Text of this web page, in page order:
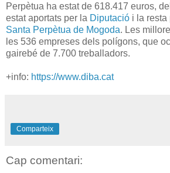
Perpètua ha estat de 618.417 euros,
estat aportats per la Diputació i la resta
Santa Perpètua de Mogoda. Les
les 536 empreses dels polígons, que
gairebé de 7.700 treballadors.
+info: https://www.diba.cat
Comparteix
Cap comentari: